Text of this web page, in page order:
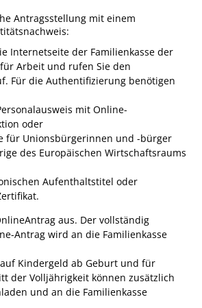
Projekt Summendes
Gemmrigheim
Markungsputzete
Lesepaten gesucht!
Lesewochen
Paten für Baum- und
Pflanzbeete
Aktion „PFLÜCK MICH!“
Willkommensbesuche
Kinderkleidermarkt
Antragsstellung mit einem
Internetseite der Familienkasse der
Arbeit und rufen Sie den
Für die Authentifizierung benötigen
mit Online-
oder
für Unionsbürgerinnen und -bürger
des Europäischen Wirtschaftsraums
Aufenthaltstitel oder
aus. Der vollständig
Antrag wird an die Familienkasse
Kindergeld ab Geburt und für
der Volljährigkeit können zusätzlich
und an die Familienkasse